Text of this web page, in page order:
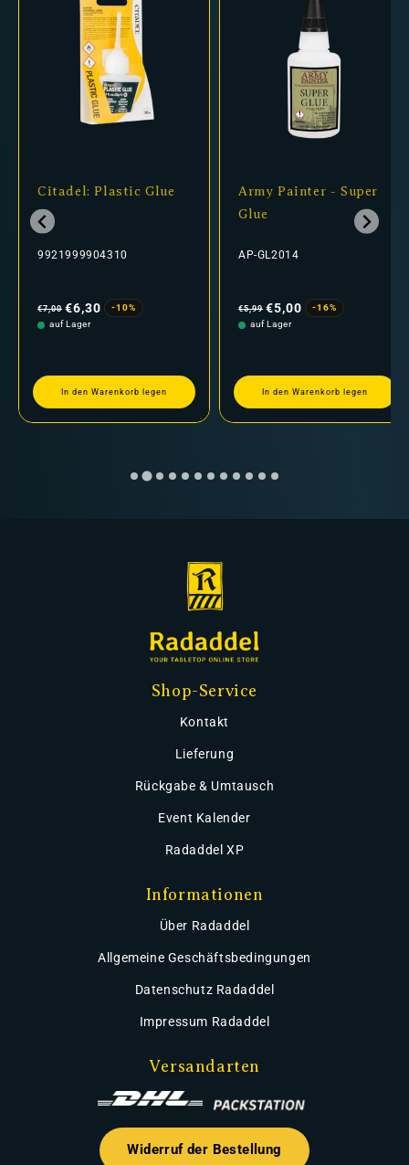
Citadel: Plastic Glue
9921999904310
Preis
€7,00 €6,30
-10%
auf Lager
In den Warenkorb legen
Army Painter - Super
Glue
AP-GL2014
Preis
€5,99 €5,00
-16%
auf Lager
In den Warenkorb legen
Shop-Service
Kontakt
Lieferung
Rückgabe & Umtausch
Event Kalender
Radaddel XP
Informationen
Über Radaddel
Allgemeine Geschäftsbedingungen
Datenschutz Radaddel
Impressum Radaddel
Versandarten
Widerruf der Bestellung